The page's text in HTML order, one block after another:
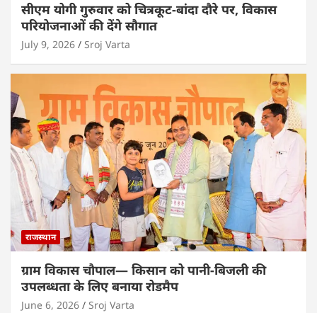
सीएम योगी गुरुवार को चित्रकूट-बांदा दौरे पर, विकास
परियोजनाओं की देंगे सौगात
July 9, 2026 Sroj Varta
राजस्थान
ग्राम विकास चौपाल— किसान को पानी-बिजली की
उपलब्धता के लिए बनाया रोडमैप
June 6, 2026 Sroj Varta